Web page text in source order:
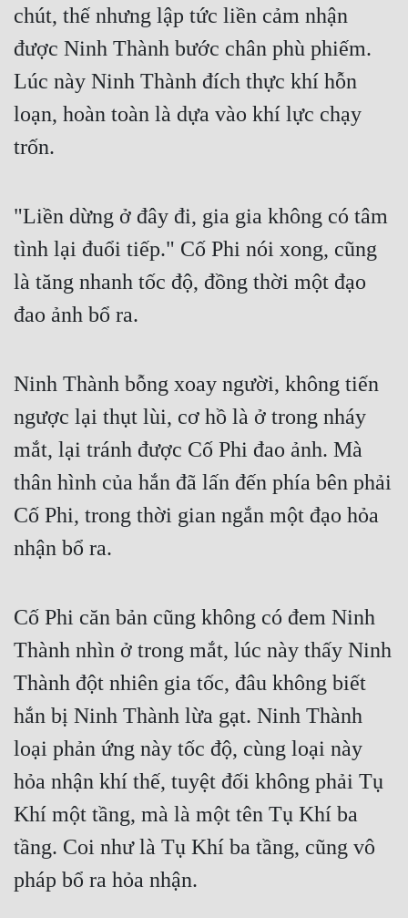
chút, thế nhưng lập tức liền cảm nhận
được Ninh Thành bước chân phù phiếm.
Lúc này Ninh Thành đích thực khí hỗn
loạn, hoàn toàn là dựa vào khí lực chạy
trốn.
"Liền dừng ở đây đi, gia gia không có tâm
tình lại đuổi tiếp." Cố Phi nói xong, cũng
là tăng nhanh tốc độ, đồng thời một đạo
đao ảnh bổ ra.
Ninh Thành bỗng xoay người, không tiến
ngược lại thụt lùi, cơ hồ là ở trong nháy
mắt, lại tránh được Cố Phi đao ảnh. Mà
thân hình của hắn đã lấn đến phía bên phải
Cố Phi, trong thời gian ngắn một đạo hỏa
nhận bổ ra.
Cố Phi căn bản cũng không có đem Ninh
Thành nhìn ở trong mắt, lúc này thấy Ninh
Thành đột nhiên gia tốc, đâu không biết
hắn bị Ninh Thành lừa gạt. Ninh Thành
loại phản ứng này tốc độ, cùng loại này
hỏa nhận khí thế, tuyệt đối không phải Tụ
Khí một tầng, mà là một tên Tụ Khí ba
tầng. Coi như là Tụ Khí ba tầng, cũng vô
pháp bổ ra hỏa nhận.